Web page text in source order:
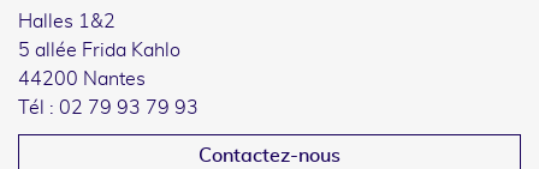
Halles 1&2
5 allée Frida Kahlo
44200 Nantes
Tél : 02 79 93 79 93
Contactez-nous